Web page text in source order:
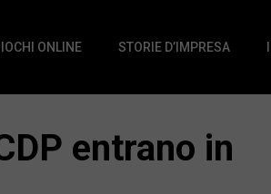
ONLINE STORIE D’IMPRESA
entrano in